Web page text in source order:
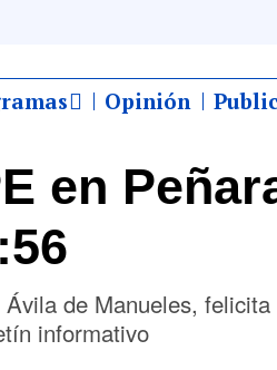
Opinión
en
de Manueles,
informativo